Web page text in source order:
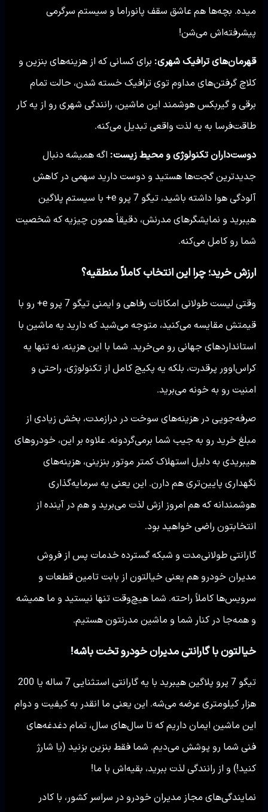
میده. بچه‌ها هم عاشق سقف پانوراما و سیستم سرگرمی
پیشرفته‌اش می‌شن!
قهرمان‌های ترافیک شهری: برای کسانی که از هزینه‌های بنزین و
کلاچ گرفتن‌های مداوم توی ترافیک خسته شدن، حالت تمام
برقی و گیربکس هوشمند این ماشین، رانندگی شهری رو از یه کار
طاقت‌فرسا به یه لذت واقعی تبدیل می‌کنه.
دوست‌داران تکنولوژی و محیط زیست: اگه همیشه دنبال
جدیدترین گجت‌ها هستید و دوست دارید سهمی در کاهش
آلودگی هوا داشته باشید، تیگو 7 پرو e+ با سیستم پلاگین
هیبرید و نمایشگرهای مدرنش، دقیقاً همون چیزیه که شخصیت
شما رو کامل می‌کنه.
ارزش خرید؛ چرا این انتخاب کاملاً منطقیه؟
وقتی لیست طولانی امکانات رفاهی و ایمنی تیگو 7 پرو e+ رو با
قیمتش مقایسه می‌کنید، متوجه می‌شید که دارید یه ماشین با
استانداردهای جهانی رو می‌خرید. شما با این هزینه، نه تنها یه
کراس‌اوور پرقدرت، بلکه یه پکیج کامل از تکنولوژی، راحتی و
امنیت رو به خونه می‌برید.
صرفه‌جویی در هزینه‌های سوخت در درازمدت، بخش زیادی از
مبلغ خرید رو به جیب شما برمی‌گردونه. علاوه بر این، خودروهای
هیبریدی به دلیل استهلاک کمتر موتور بنزینی، هزینه‌های
نگهداری پایین‌تری هم دارن. این یعنی یه سرمایه‌گذاری
هوشمندانه که هم امروز ازش لذت می‌برید و هم در آینده از
انتخابتون راضی خواهید بود.
گارانتی طولانی‌مدت و شبکه گسترده خدمات پس از فروش
مدیران خودرو هم یعنی خیالتون از بابت تامین قطعات و
سرویس‌ها کاملاً راحته. شما هیچ‌وقت تنها نیستید و ما همیشه
و همه‌جا در کنار شما و ماشین مدرنتون هستیم.
خیالتون با گارانتی مدیران خودرو تخت باشه!
تیگو 7 پرو پلاگین هیبرید با یه گارانتی استثنایی 7 ساله یا 200
هزار کیلومتری عرضه می‌شه. این یعنی ما انقدر به کیفیت و دوام
این ماشین ایمان داریم که تا سال‌های سال، تمام دغدغه‌های
فنی شما رو پوشش می‌دیم. شما فقط بنزین بزنید (یا شارژ
کنید!) و از رانندگی لذت ببرید، بقیه‌اش با ما!
نمایندگی‌های مجاز مدیران خودرو در سراسر کشور، با کادر